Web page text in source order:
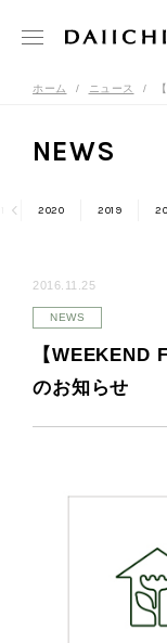
ホーム ニュース
NEWS
2020 2019
2016.11.25
NEWS
【WEEKEND
のお知らせ